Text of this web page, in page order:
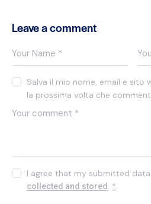
Leave a comment
Salva il mio nome, email e sito
la prossima volta che
I agree that my submitted
collected and stored . *